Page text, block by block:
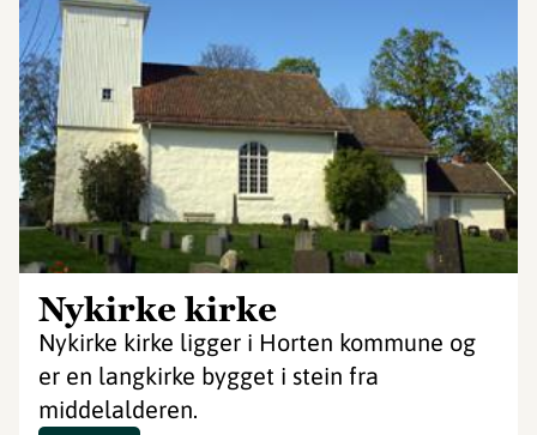
Nykirke kirke
Nykirke kirke ligger i Horten kommune og
er en langkirke bygget i stein fra
middelalderen.